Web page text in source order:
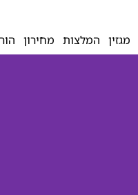
מגזין המלצות מחירון